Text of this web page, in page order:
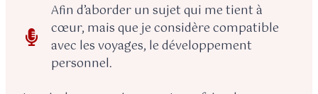
Afin d’aborder un sujet qui me tient à
cœur, mais que je considère compatible
avec les voyages, le développement
personnel.